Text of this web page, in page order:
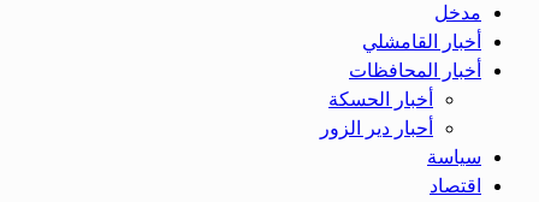
مدخل
أخبار القامشلي
أخبار المحافظات
أخبار الحسكة
أحبار دير الزور
سياسة
اقتصاد